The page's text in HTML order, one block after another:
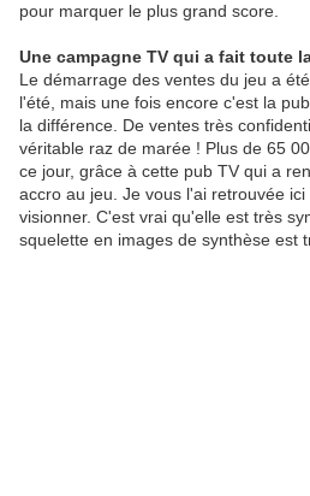
pour marquer le plus grand score.
Une campagne TV qui a fait toute
Le démarrage des ventes du jeu a
l'été, mais une fois encore c'est la
la différence. De ventes très
véritable raz de marée ! Plus de 65
ce jour, grâce à cette pub TV qui a
accro au jeu. Je vous l'ai retrouvée
visionner. C'est vrai qu'elle est très
squelette en images de synthèse est